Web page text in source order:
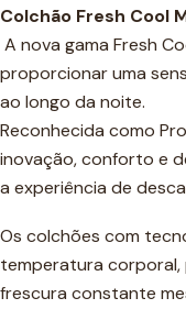
Colchão Fresh Cool
A nova gama Fresh
proporcionar uma
ao longo da noite.
Reconhecida como
inovação, conforto e
a experiência de
Os colchões com
temperatura corporal,
frescura constante